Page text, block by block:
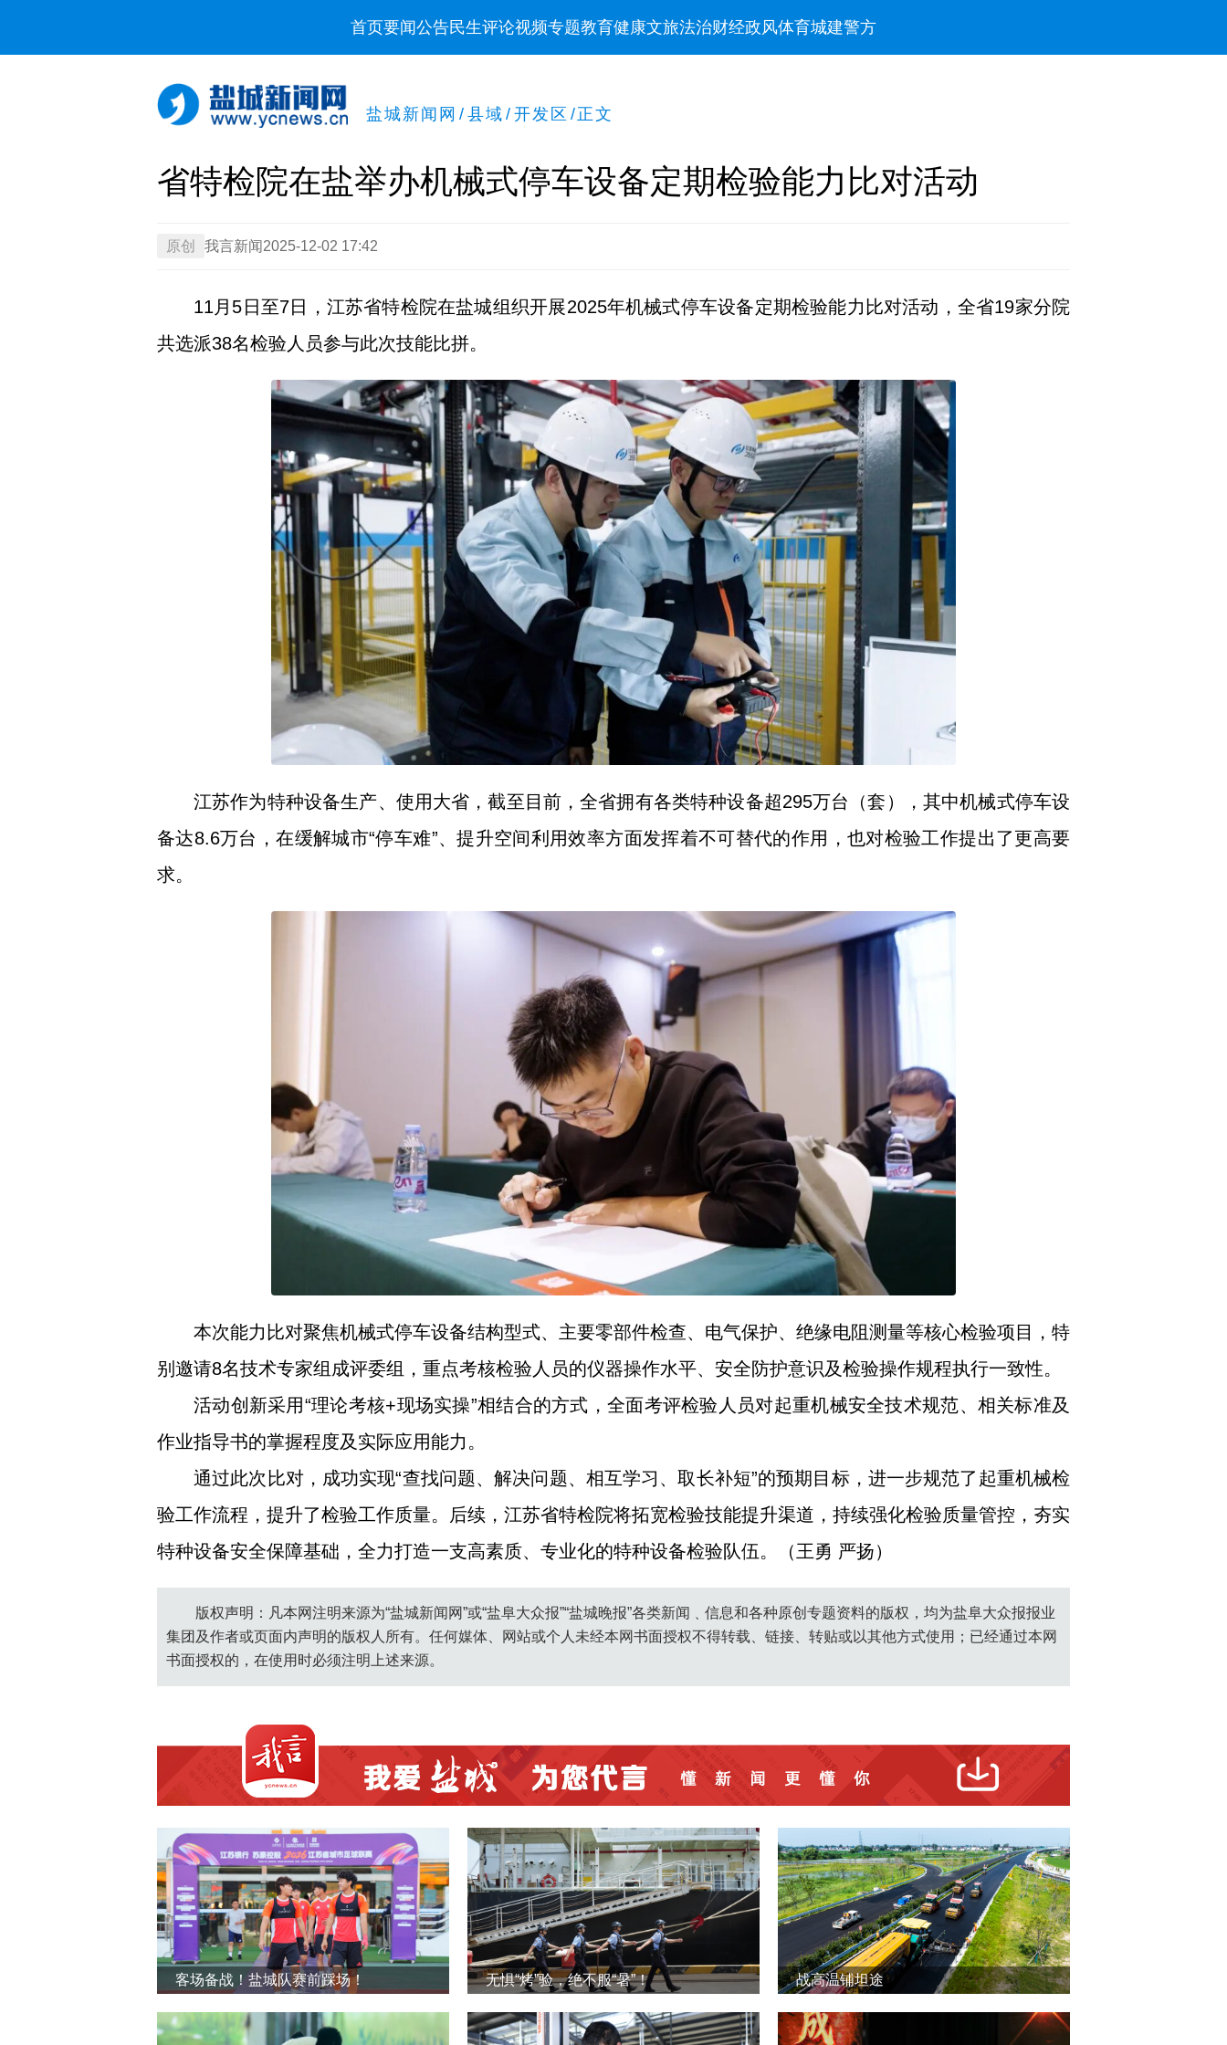
首页要闻公告民生评论视频专题教育健康文旅法治财经政风体育城建警方
盐城新闻网 / 县域 / 开发区 /正文
省特检院在盐举办机械式停车设备定期检验能力比对活动
原创 我言新闻 2025-12-02 17:42
11月5日至7日，江苏省特检院在盐城组织开展2025年机械式停车设备定期检验能力比对活动，全省19家分院
共选派38名检验人员参与此次技能比拼。
江苏作为特种设备生产、使用大省，截至目前，全省拥有各类特种设备超295万台（套），其中机械式停车设
备达8.6万台，在缓解城市“停车难”、提升空间利用效率方面发挥着不可替代的作用，也对检验工作提出了更高要
求。
本次能力比对聚焦机械式停车设备结构型式、主要零部件检查、电气保护、绝缘电阻测量等核心检验项目，特
别邀请8名技术专家组成评委组，重点考核检验人员的仪器操作水平、安全防护意识及检验操作规程执行一致性。
活动创新采用“理论考核+现场实操”相结合的方式，全面考评检验人员对起重机械安全技术规范、相关标准及
作业指导书的掌握程度及实际应用能力。
通过此次比对，成功实现“查找问题、解决问题、相互学习、取长补短”的预期目标，进一步规范了起重机械检
验工作流程，提升了检验工作质量。后续，江苏省特检院将拓宽检验技能提升渠道，持续强化检验质量管控，夯实
特种设备安全保障基础，全力打造一支高素质、专业化的特种设备检验队伍。（王勇 严扬）
版权声明：凡本网注明来源为“盐城新闻网”或“盐阜大众报”“盐城晚报”各类新闻﹑信息和各种原创专题资料的版权，均为盐阜大众报报业
集团及作者或页面内声明的版权人所有。任何媒体、网站或个人未经本网书面授权不得转载、链接、转贴或以其他方式使用；已经通过本网
书面授权的，在使用时必须注明上述来源。
客场备战！盐城队赛前踩场！ 无惧“烤”验，绝不服“暑”！ 战高温铺坦途